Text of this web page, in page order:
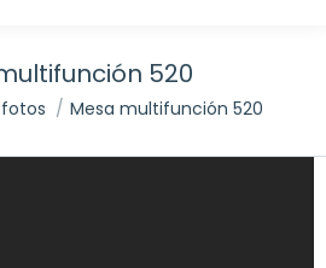
520
Mesa multifunción 520